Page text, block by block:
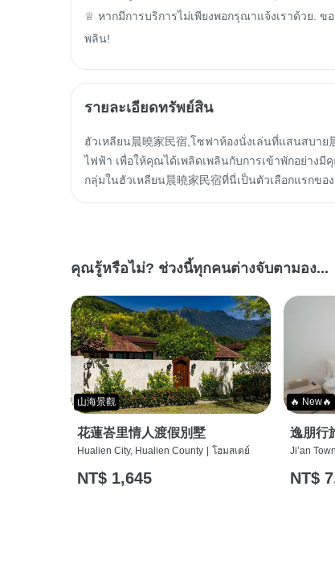
♕ หากมีการบริการไม่เพียงพอกรุณาแจ้งเราด้วย.
พลิน!
รายละเอียดทรัพย์สิน
ฮัวเหลียน晨曉家民宿,โซฟาห้องนั่งเล่นที่แสนสบาย
ไฟฟ้า เพื่อให้คุณได้เพลิดเพลินกับการเข้าพักอย่างมี
กลุ่มในฮัวเหลียน晨曉家民宿ที่นี่เป็นตัวเลือกแรกข
คุณรู้หรือไม่? ช่วงนี้ทุกคนต่างจับตามอง...
山海景觀
花蓮峇里情人渡假別墅
Hualien City, Hualien County โฮมสเตย์
NT$ 1,645
🔥 New🔥
逸朋行
Ji’an
NT$